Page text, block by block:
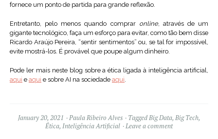
fornece um ponto de partida para grande reflexão.
Entretanto, pelo menos quando comprar online, através de um
gigante tecnológico, faça um esforço para evitar, como tão bem disse
Ricardo Araújo Pereira, “sentir sentimentos” ou, se tal for impossível,
evite mostrá-los. É provável que poupe algum dinheiro.
Pode ler mais neste blog sobre a ética ligada à inteligência artificial,
aqui e aqui e sobre AI na sociedade aqui.
January 20, 2021 Paula Ribeiro Alves TaggedBig Data, Big Tech,
Ética, Inteligência Artificial Leave a comment